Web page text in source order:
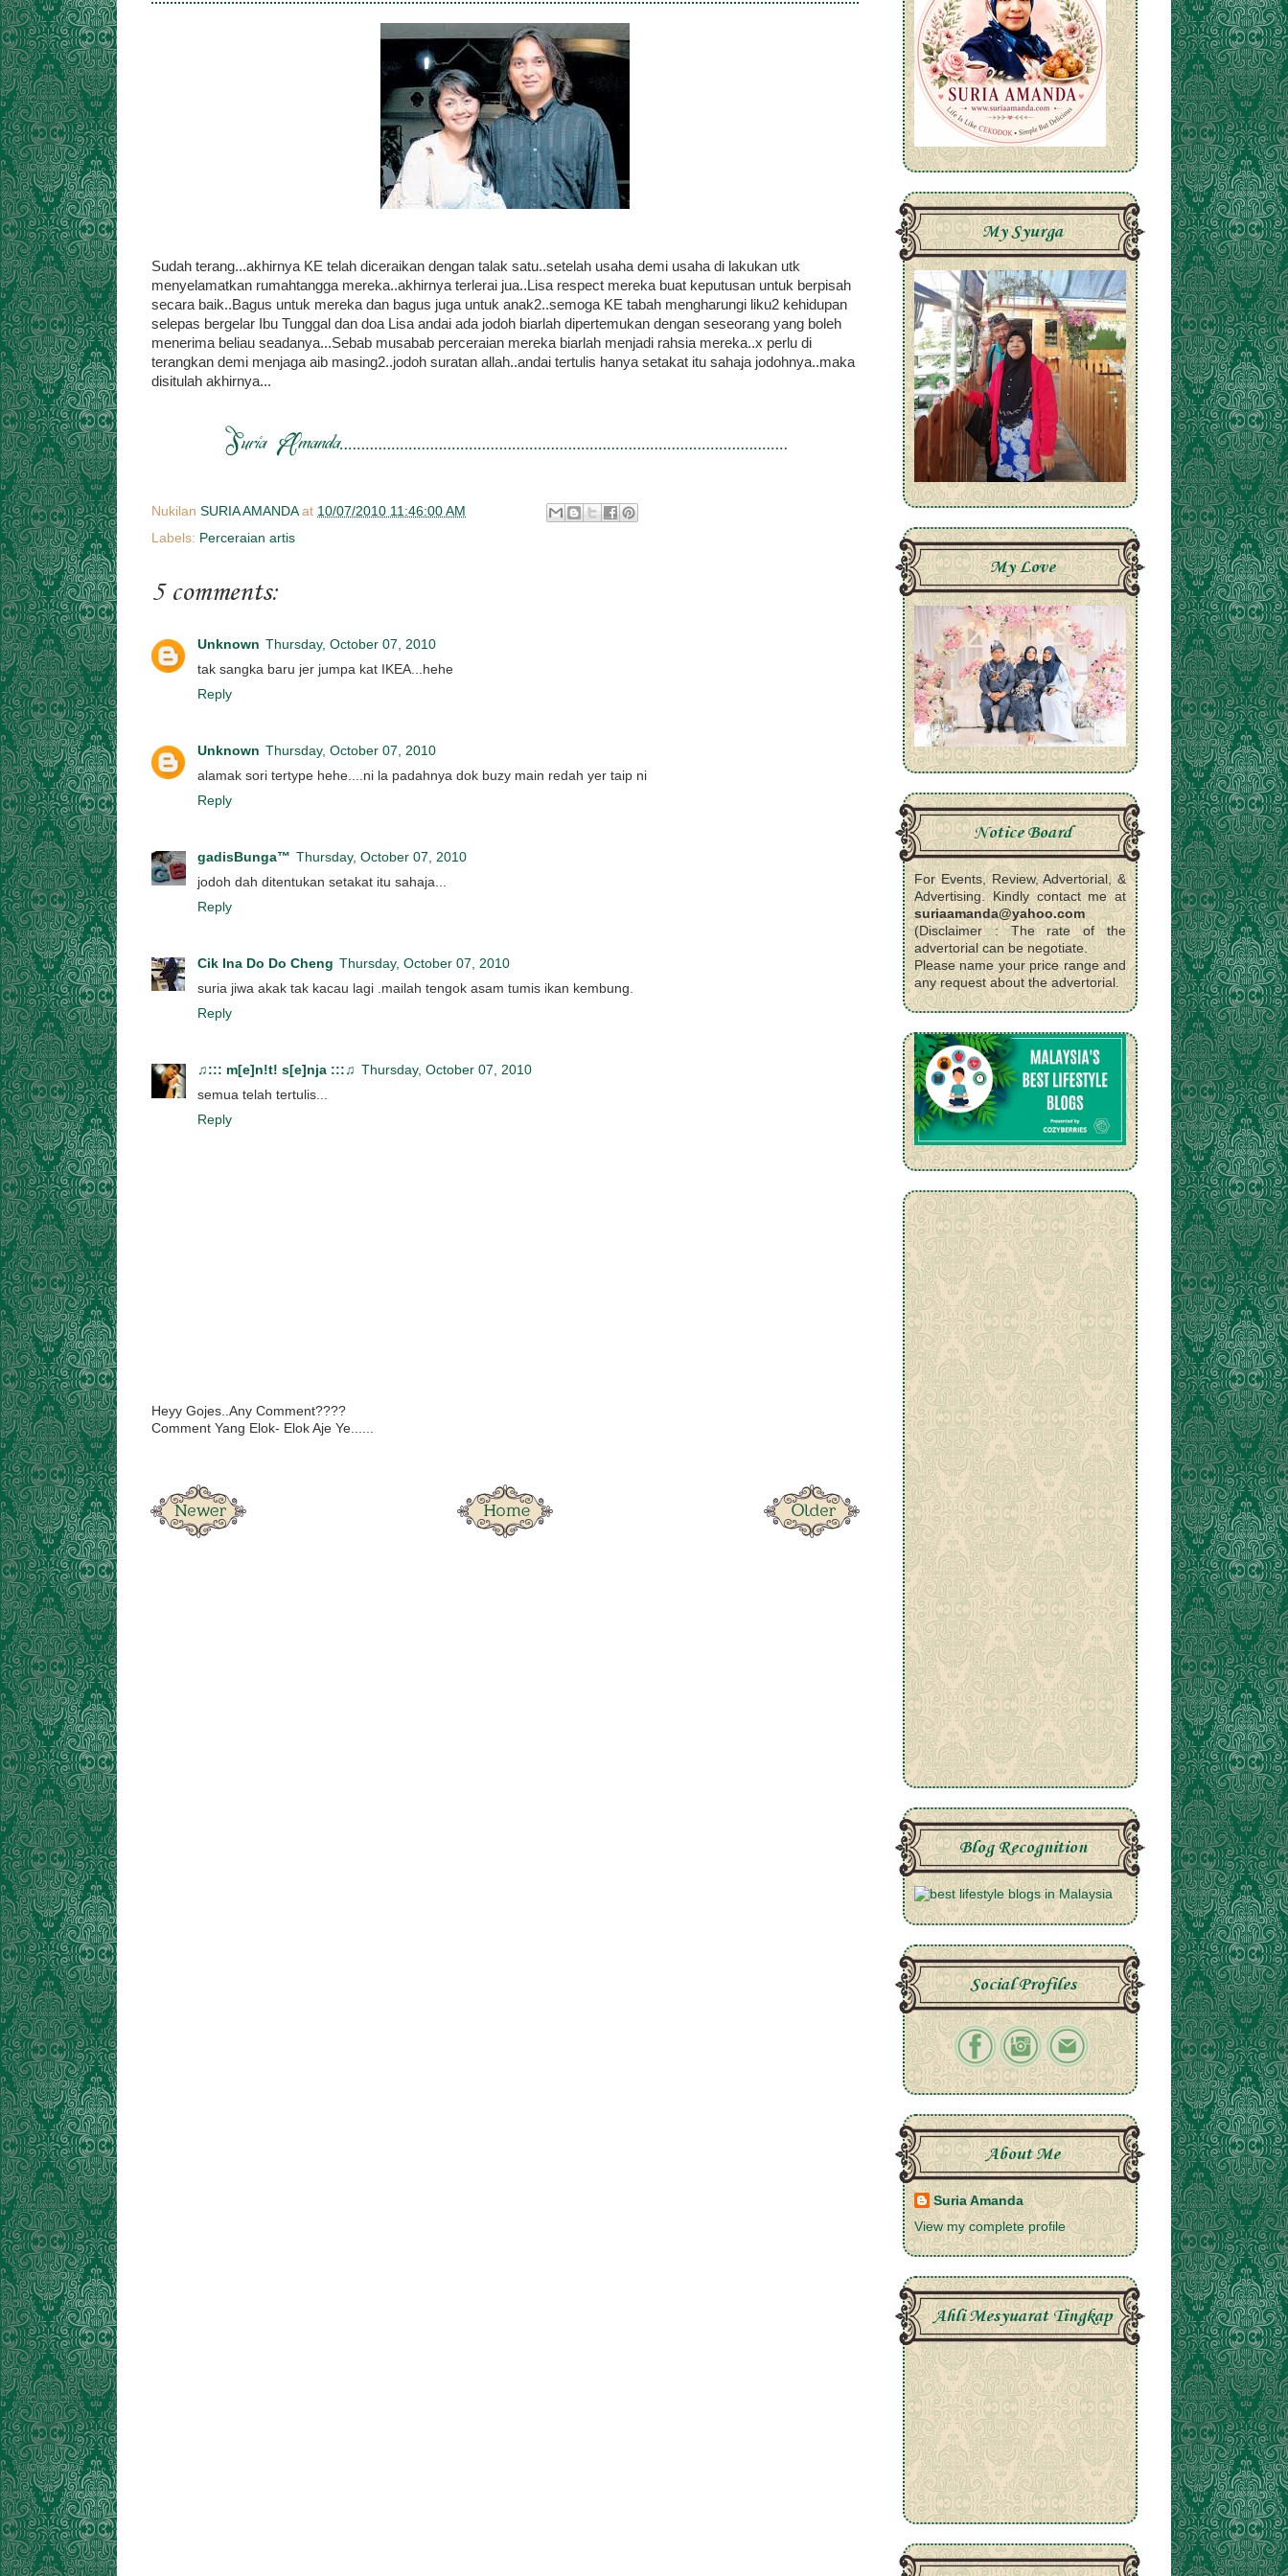
Sudah terang...akhirnya KE telah diceraikan dengan talak satu..setelah usaha demi usaha di lakukan utk
menyelamatkan rumahtangga mereka..akhirnya terlerai jua..Lisa respect mereka buat keputusan untuk berpisah
secara baik..Bagus untuk mereka dan bagus juga untuk anak2..semoga KE tabah mengharungi liku2 kehidupan
selepas bergelar Ibu Tunggal dan doa Lisa andai ada jodoh biarlah dipertemukan dengan seseorang yang boleh
menerima beliau seadanya...Sebab musabab perceraian mereka biarlah menjadi rahsia mereka..x perlu di
terangkan demi menjaga aib masing2..jodoh suratan allah..andai tertulis hanya setakat itu sahaja jodohnya..maka
disitulah akhirnya...
Nukilan SURIA AMANDA at 10/07/2010 11:46:00 AM
Labels: Perceraian artis
5 comments:
Unknown Thursday, October 07, 2010
tak sangka baru jer jumpa kat IKEA...hehe
Reply
Unknown Thursday, October 07, 2010
alamak sori tertype hehe....ni la padahnya dok buzy main redah yer taip ni
Reply
gadisBunga™ Thursday, October 07, 2010
jodoh dah ditentukan setakat itu sahaja...
Reply
Cik Ina Do Do Cheng Thursday, October 07, 2010
suria jiwa akak tak kacau lagi .mailah tengok asam tumis ikan kembung.
Reply
♫::: m[e]n!t! s[e]nja :::♫ Thursday, October 07, 2010
semua telah tertulis...
Reply
Heyy Gojes..Any Comment????
Comment Yang Elok- Elok Aje Ye......
My Syurga
My Love
Notice Board
For Events, Review, Advertorial, &
Advertising. Kindly contact me at
suriaamanda@yahoo.com
(Disclaimer : The rate of the
advertorial can be negotiate.
Please name your price range and
any request about the advertorial.
Blog Recognition
Social Profiles
About Me
Suria Amanda
View my complete profile
Ahli Mesyuarat Tingkap